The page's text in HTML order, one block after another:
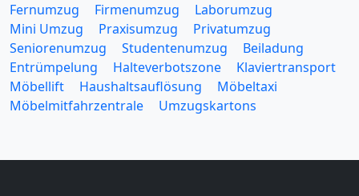
Fernumzug
Firmenumzug
Laborumzug
Mini Umzug
Praxisumzug
Privatumzug
Seniorenumzug
Studentenumzug
Beiladung
Entrümpelung
Halteverbotszone
Klaviertransport
Möbellift
Haushaltsauflösung
Möbeltaxi
Möbelmitfahrzentrale
Umzugskartons